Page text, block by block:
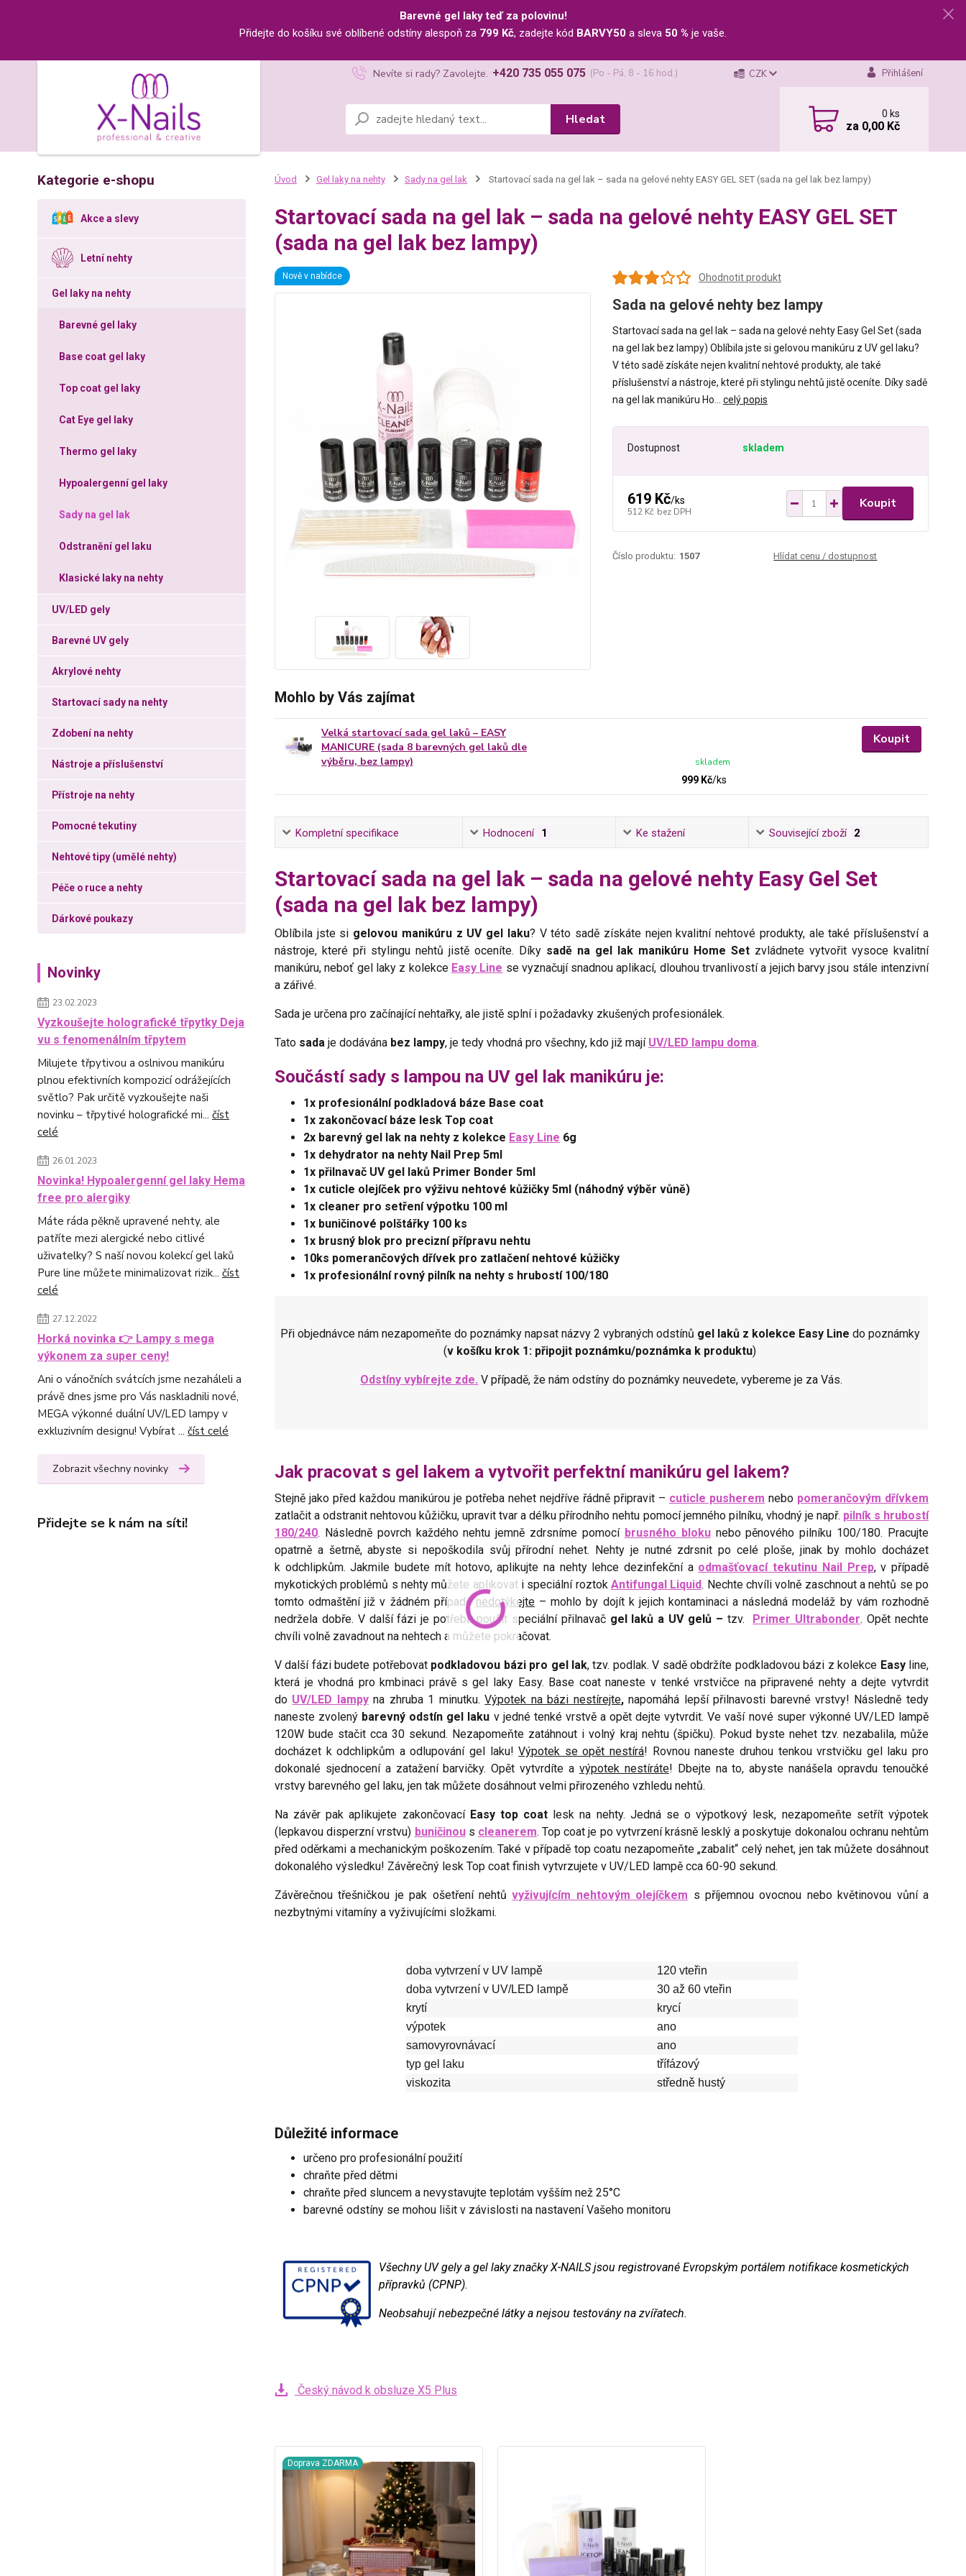
Barevné gel laky teď za polovinu!
Přidejte do košíku své oblíbené odstíny alespoň za 799 Kč, zadejte kód BARVY50 a sleva 50 % je vaše.
CZK Přihlášení
Hledat
Nevíte si rady? Zavolejte. +420 735 055 075 (Po - Pá, 8 - 16 hod.)
0ks
za 0,00 Kč
Kategorie e-shopu
Akce a slevy
Letní nehty
Gel laky na nehty
Barevné gel laky
Base coat gel laky
Top coat gel laky
Cat Eye gel laky
Thermo gel laky
Hypoalergenní gel laky
Sady na gel lak
Odstranění gel laku
Klasické laky na nehty
UV/LED gely
Barevné UV gely
Akrylové nehty
Startovací sady na nehty
Zdobení na nehty
Nástroje a příslušenství
Přístroje na nehty
Pomocné tekutiny
Nehtové tipy (umělé nehty)
Péče o ruce a nehty
Dárkové poukazy
Novinky
23.02.2023
Vyzkoušejte holografické třpytky Deja
vu s fenomenálním třpytem
Milujete třpytivou a oslnivou manikúru
plnou efektivních kompozicí odrážejících
světlo? Pak určitě vyzkoušejte naši
novinku – třpytivé holografické mi... číst
celé
26.01.2023
Novinka! Hypoalergenní gel laky Hema
free pro alergiky
Máte ráda pěkně upravené nehty, ale
patříte mezi alergické nebo citlivé
uživatelky? S naší novou kolekcí gel laků
Pure line můžete minimalizovat rizik... číst
celé
27.12.2022
Horká novinka 👉 Lampy s mega
výkonem za super ceny!
Ani o vánočních svátcích jsme nezaháleli a
právě dnes jsme pro Vás naskladnili nové,
MEGA výkonné duální UV/LED lampy v
exkluzivním designu! Vybírat ... číst celé
Zobrazit všechny novinky
Přidejte se k nám na síti!
Úvod Gel laky na nehty Sady na gel lak Startovací sada na gel lak – sada na gelové nehty EASY GEL SET (sada na gel lak bez lampy)
Startovací sada na gel lak – sada na gelové nehty EASY GEL SET
(sada na gel lak bez lampy)
Nově v nabídce Ohodnotit produkt
Sada na gelové nehty bez lampy
Startovací sada na gel lak – sada na gelové nehty Easy Gel Set (sada
na gel lak bez lampy) Oblíbila jste si gelovou manikúru z UV gel laku?
V této sadě získáte nejen kvalitní nehtové produkty, ale také
příslušenství a nástroje, které při stylingu nehtů jistě oceníte. Díky sadě
na gel lak manikúru Ho... celý popis
Dostupnost skladem
619 Kč/ks
512 Kč bez DPH
Koupit
Číslo produktu: 1507 Hlídat cenu / dostupnost
Mohlo by Vás zajímat
Velká startovací sada gel laků – EASY
MANICURE (sada 8 barevných gel laků dle
výběru, bez lampy)
999 Kč/ks
skladem
Koupit
Kompletní specifikace Hodnocení 1 Ke stažení Související zboží 2
Startovací sada na gel lak – sada na gelové nehty Easy Gel Set
(sada na gel lak bez lampy)
Oblíbila jste si gelovou manikúru z UV gel laku? V této sadě získáte nejen kvalitní nehtové produkty, ale také příslušenství a
nástroje, které při stylingu nehtů jistě oceníte. Díky sadě na gel lak manikúru Home Setzvládnete vytvořit vysoce kvalitní
manikúru, neboť gel laky z kolekce Easy Line se vyznačují snadnou aplikací, dlouhou trvanlivostí a jejich barvy jsou stále intenzivní
a zářivé.
Sada je určena pro začínající nehtařky, ale jistě splní i požadavky zkušených profesionálek.
Tato sadaje dodávána bez lampy, je tedy vhodná pro všechny, kdo již mají UV/LED lampu doma.
Součástí sady s lampou na UV gel lak manikúru je:
1x profesionální podkladová báze Base coat
1x zakončovací báze lesk Top coat
2x barevný gel lak na nehty z kolekce Easy Line 6g
1x dehydrator na nehty Nail Prep 5ml
1x přilnavač UV gel laků Primer Bonder 5ml
1x cuticle olejíček pro výživu nehtové kůžičky 5ml (náhodný výběr vůně)
1x cleaner pro setření výpotku 100 ml
1x buničinové polštářky 100 ks
1x brusný blok pro precizní přípravu nehtu
10ks pomerančových dřívek pro zatlačení nehtové kůžičky
1x profesionální rovný pilník na nehty s hrubostí 100/180
Při objednávce nám nezapomeňte do poznámky napsat názvy 2 vybraných odstínů gel laků z kolekce Easy Line do poznámky
(v košíku krok 1: připojit poznámku/poznámka k produktu)
Odstíny vybírejte zde. V případě, že nám odstíny do poznámky neuvedete, vybereme je za Vás.
Jak pracovat s gel lakem a vytvořit perfektní manikúru gel lakem?
Stejně jako před každou manikúrou je potřeba nehet nejdříve řádně připravit – cuticle pusherem nebo pomerančovým dřívkem
zatlačit a odstranit nehtovou kůžičku, upravit tvar a délku přírodního nehtu pomocí jemného pilníku, vhodný je např. pilník s hrubostí
180/240. Následně povrch každého nehtu jemně zdrsníme pomocí brusného blokunebo pěnového pilníku 100/180. Pracujte
opatrně a šetrně, abyste si nepoškodila svůj přírodní nehet. Nehty je nutné zdrsnit po celé ploše, jinak by mohlo docházet
k odchlipkům. Jakmile budete mít hotovo, aplikujte na nehty lehce dezinfekční a odmašťovací tekutinu Nail Prep, v případě
mykotických problémů s nehty můžete aplikovat i speciální roztok Antifungal Liquid. Nechte chvíli volně zaschnout a nehtů se po
tomto odmaštění již v žádném případěnedotýkejte– mohlo by dojít k jejich kontaminaci a následná modeláž by vám rozhodně
nedržela dobře. V další fázi je potřeba použít speciální přilnavačgel laků a UV gelů – tzv. Primer Ultrabonder. Opět nechte
chvíli volně zavadnout na nehtech a můžete pokračovat.
V další fázi budete potřebovat podkladovou bázi pro gel lak, tzv. podlak. V sadě obdržíte podkladovou bázi z kolekce Easyline,
která je vhodná pro kmbinaci právě s gel laky Easy. Base coat naneste v tenké vrstvičce na připravené nehty a dejte vytvrdit
do UV/LED lampyna zhruba 1 minutku.Výpotek na bázi nestírejte,napomáhá lepší přilnavosti barevné vrstvy! Následně tedy
naneste zvolený barevný odstín gel laku v jedné tenké vrstvě a opět dejte vytvrdit. Ve vaší nové super výkonné UV/LED lampě
120W bude stačit cca 30 sekund. Nezapomeňte zatáhnout i volný kraj nehtu (špičku). Pokud byste nehet tzv. nezabalila, může
docházet k odchlipkům a odlupování gel laku!Výpotek se opět nestírá! Rovnou naneste druhou tenkou vrstvičku gel laku pro
dokonalé sjednocení a zatažení barvičky. Opět vytvrdíte a výpotek nestíráte! Dbejte na to, abyste nanášela opravdu tenoučké
vrstvy barevného gel laku, jen tak můžete dosáhnout velmi přirozeného vzhledu nehtů.
Na závěr pak aplikujete zakončovací Easy top coat lesk na nehty. Jedná se o výpotkový lesk, nezapomeňte setřít výpotek
(lepkavou disperzní vrstvu) buničinous cleanerem. Top coat je po vytvrzení krásně lesklý a poskytuje dokonalou ochranu nehtům
před oděrkami a mechanickým poškozením. Také v případě top coatu nezapomeňte „zabalit“ celý nehet, jen tak můžete dosáhnout
dokonalého výsledku! Závěrečný lesk Top coat finish vytvrzujete v UV/LED lampě cca 60-90 sekund.
Závěrečnou třešničkou je pak ošetření nehtůvyživujícím nehtovým olejíčkem s příjemnou ovocnou nebo květinovou vůní a
nezbytnými vitamíny a vyživujícími složkami.
doba vytvrzení v UV lampě
120 vteřin
doba vytvrzení v UV/LED lampě
30 až 60 vteřin
krytí
krycí
výpotek
ano
samovyrovnávací
ano
typ gel laku
třífázový
viskozita
středně hustý
Důležité informace
určeno pro profesionální použití
chraňte před dětmi
chraňte před sluncem a nevystavujte teplotám vyšším než 25°C
barevné odstíny se mohou lišit v závislosti na nastavení Vašeho monitoru
Všechny UV gely a gel laky značky X-NAILS jsou registrované Evropským portálem notifikace kosmetických
přípravků (CPNP).
Neobsahují nebezpečné látky a nejsou testovány na zvířatech.
Český návod k obsluze X5 Plus
Doprava ZDARMA